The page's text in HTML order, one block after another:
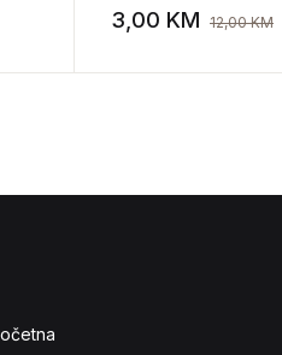
Add to wishlist
3,00 KM 12,00KM